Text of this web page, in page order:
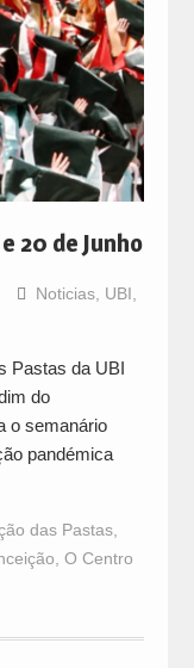
20 de Junho
Noticias, UBI
Pastas da UBI
do
o semanário
pandémica
das Pastas,
O Centro